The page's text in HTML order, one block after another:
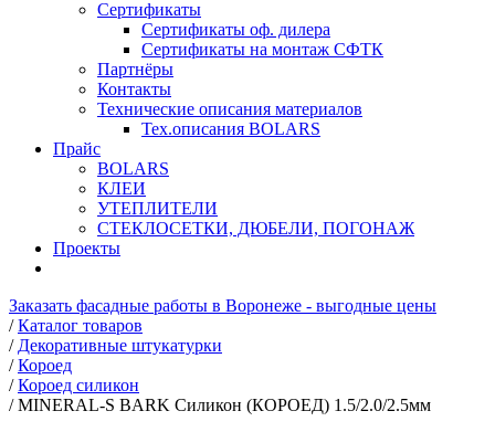
Сертификаты
Сертификаты оф. дилера
Сертификаты на монтаж СФТК
Партнёры
Контакты
Технические описания материалов
Тех.описания BOLARS
Прайс
BOLARS
КЛЕИ
УТЕПЛИТЕЛИ
СТЕКЛОСЕТКИ, ДЮБЕЛИ, ПОГОНАЖ
Проекты
Заказать фасадные работы в Воронеже - выгодные цены
/ Каталог товаров
/ Декоративные штукатурки
/ Короед
/ Короед силикон
/ MINERAL-S BARK Силикон (КОРОЕД) 1.5/2.0/2.5мм